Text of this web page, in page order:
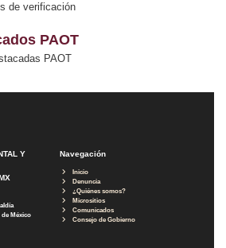
de verificación
PAOT
PAOT
Y
de México
Navegación
Inicio
Denuncia
¿Quiénes somos?
Micrositios
Comunicados
Consejo de Gobierno